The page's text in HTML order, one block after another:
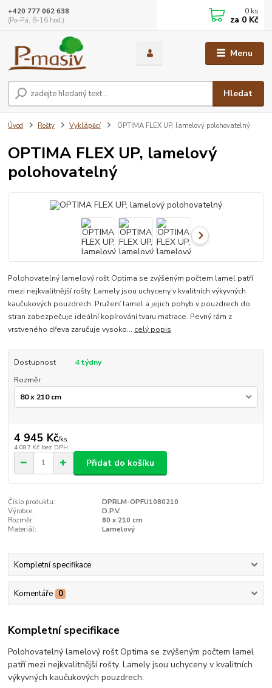
Menu
Hledat
+420 777 062 638
(Po-Pá, 8-16 hod.)
0 ks
za 0 Kč
Úvod Rošty Vyklápěcí OPTIMA FLEX UP, lamelový polohovatelný
OPTIMA FLEX UP, lamelový
polohovatelný
Polohovatelný lamelový rošt Optima se zvýšeným počtem lamel patří
mezi nejkvalitnější rošty. Lamely jsou uchyceny v kvalitních výkyvných
kaučukových pouzdrech. Pružení lamel a jejich pohyb v pouzdrech do
stran zabezpečuje ideální kopírování tvaru matrace. Pevný rám z
vrstveného dřeva zaručuje vysoko... celý popis
Dostupnost
4 týdny
Rozměr
4 945 Kč/ks
4 087 Kč bez DPH
Přidat do košíku
Číslo produktu:
DPRLM-OPFU1080210
Výrobce:
D.P.V.
Rozměr:
80 x 210 cm
Materiál:
Lamelový
Kompletní specifikace
Komentáře 0
Kompletní specifikace
Polohovatelný lamelový rošt Optima se zvýšeným počtem lamel
patří mezi nejkvalitnější rošty. Lamely jsou uchyceny v kvalitních
výkyvných kaučukových pouzdrech.